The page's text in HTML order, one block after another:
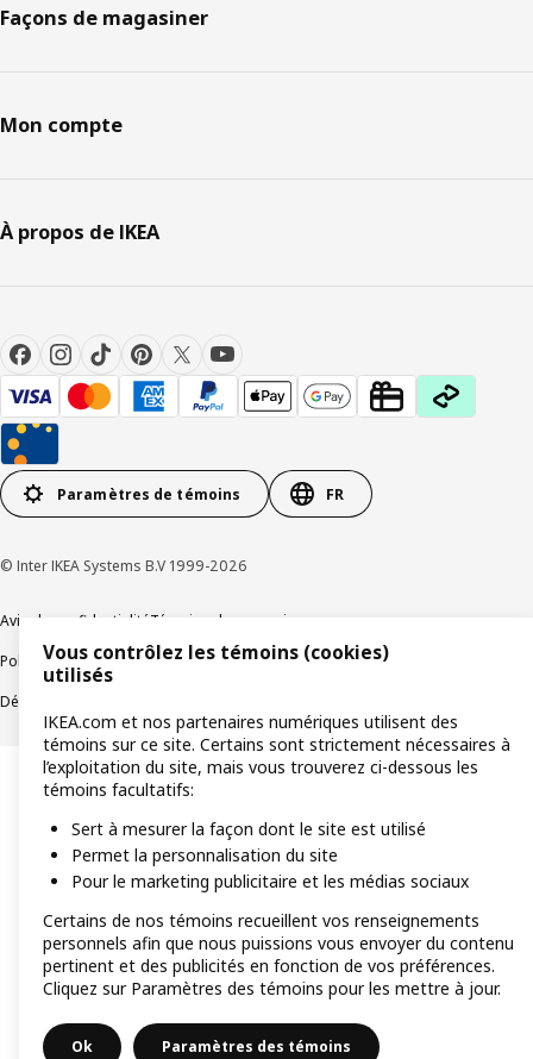
Façons de magasiner
Mon compte
À propos de IKEA
Paramètres de témoins FR
© Inter IKEA Systems B.V 1999-2026
Avis de confidentialitéTémoins de connexion
Politique de divulgation responsableModalités
Déclaration sur le travail forcé et les enfants
Vous contrôlez les témoins (cookies)
utilisés
IKEA.com et nos partenaires numériques utilisent des
témoins sur ce site. Certains sont strictement nécessaires à
l’exploitation du site, mais vous trouverez ci-dessous les
témoins facultatifs:
Sert à mesurer la façon dont le site est utilisé
Permet la personnalisation du site
Pour le marketing publicitaire et les médias sociaux
Certains de nos témoins recueillent vos renseignements
personnels afin que nous puissions vous envoyer du contenu
pertinent et des publicités en fonction de vos préférences.
Cliquez sur Paramètres des témoins pour les mettre à jour.
Ok Paramètres des témoins